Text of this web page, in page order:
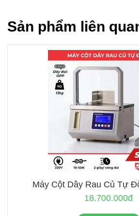
Sản phẩm liên
Máy Cột Dây Rau Củ Tự
18.700.000đ